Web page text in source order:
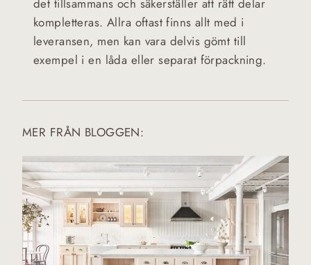
det tillsammans och säkerställer att rätt delar
kompletteras. Allra oftast finns allt med i
leveransen, men kan vara delvis gömt till
exempel i en låda eller separat förpackning.
MER FRÅN BLOGGEN: